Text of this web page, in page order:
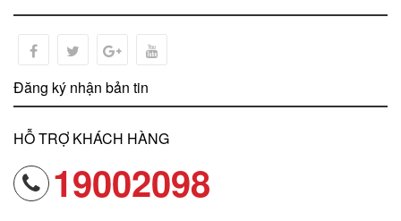
Đăng ký nhận bản tin
HỖ TRỢ KHÁCH HÀNG
19002098